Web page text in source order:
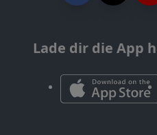
Lade dir die App